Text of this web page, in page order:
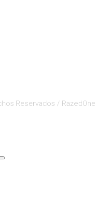
Reservados / RazedOne